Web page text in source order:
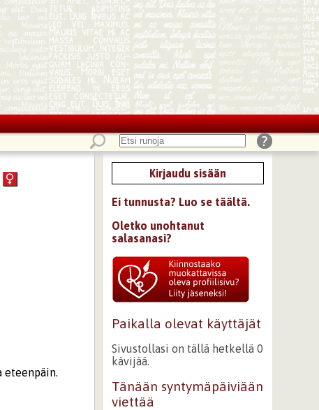
Kirjaudu sisään
Ei tunnusta? Luo se täältä.
Oletko unohtanut
salasanasi?
Paikalla olevat käyttäjät
Sivustollasi on tällä hetkellä 0
kävijää.
Tänään syntymäpäiviään
viettää